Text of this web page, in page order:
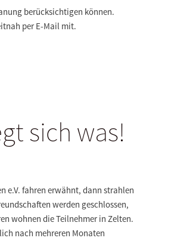
berücksichtigen können.
per E-Mail mit.
sich was!
e.V. fahren erwähnt, dann strahlen
werden geschlossen,
wohnen die Teilnehmer in Zelten.
nach mehreren Monaten